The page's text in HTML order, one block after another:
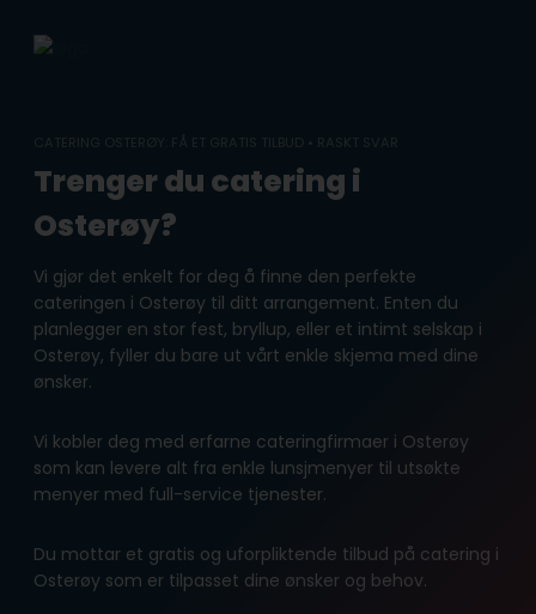
CATERING OSTERØY: FÅ ET GRATIS TILBUD • RASKT SVAR
Trenger du catering i
Osterøy?
Vi gjør det enkelt for deg å finne den perfekte
cateringen i Osterøy til ditt arrangement. Enten du
planlegger en stor fest, bryllup, eller et intimt selskap i
Osterøy, fyller du bare ut vårt enkle skjema med dine
ønsker.
Vi kobler deg med erfarne cateringfirmaer i Osterøy
som kan levere alt fra enkle lunsjmenyer til utsøkte
menyer med full-service tjenester.
Du mottar et gratis og uforpliktende tilbud på catering i
Osterøy som er tilpasset dine ønsker og behov.